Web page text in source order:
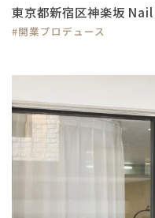
東京都新宿区神楽坂
#開業プロデュース